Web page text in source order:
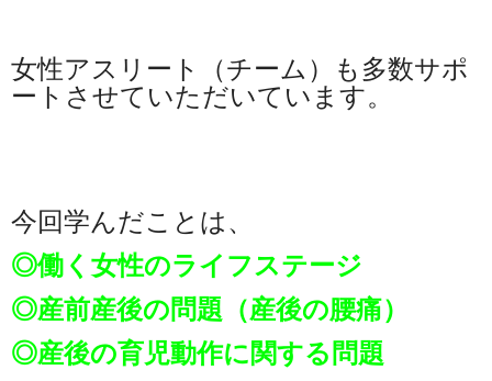
女性アスリート（チーム）も多数サポ
ートさせていただいています。
今回学んだことは、
◎働く女性のライフステージ
◎産前産後の問題（産後の腰痛）
◎産後の育児動作に関する問題